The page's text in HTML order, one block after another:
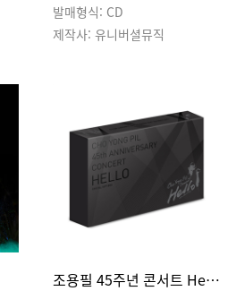
발매형식: CD
제작사: 유니버셜뮤직
조용필 45주년 콘서트 Hello 투어 스페셜 박스